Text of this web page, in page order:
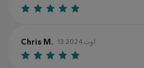
Chris M. 13 اوت 2024